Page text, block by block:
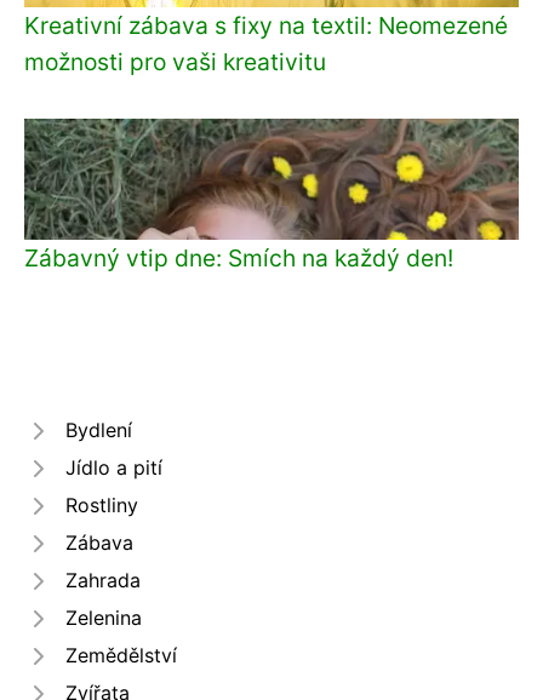
Kreativní zábava s fixy na textil: Neomezené
možnosti pro vaši kreativitu
Zábavný vtip dne: Smích na každý den!
Bydlení
Jídlo a pití
Rostliny
Zábava
Zahrada
Zelenina
Zemědělství
Zvířata